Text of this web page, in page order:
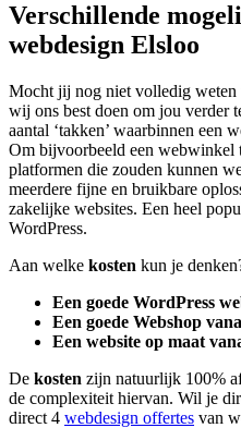
Verschillende
webdesign Elsloo
Mocht jij nog niet volledig weten
wij ons best doen om jou verder
aantal ‘takken’ waarbinnen een
Om bijvoorbeeld een webwinkel
platformen die zouden kunnen
meerdere fijne en bruikbare
zakelijke websites. Een heel
WordPress.
Aan welke kosten kun je
Een goede WordPress
Een goede Webshop
Een website op maat
De kosten zijn natuurlijk 100%
de complexiteit hiervan. Wil je
direct 4 webdesign offertes van